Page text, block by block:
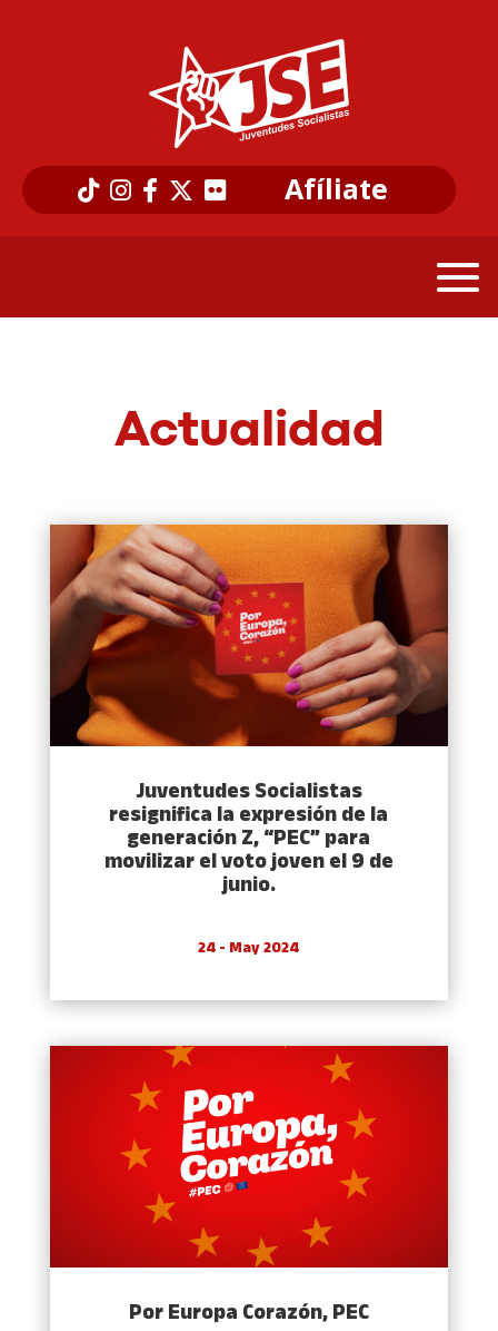
Afíliate
Actualidad
Juventudes Socialistas
resignifica la expresión de la
generación Z, “PEC” para
movilizar el voto joven el 9 de
junio.
24 - May 2024
Por Europa Corazón, PEC